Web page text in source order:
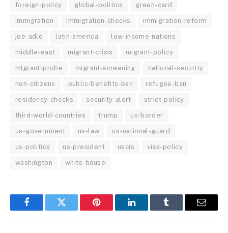
foreign-policy global-politics green-card
immigration immigration-checks immigration-reform
joe-adlo latin-america low-income-nations
middle-east migrant-crisis migrant-policy
migrant-probe migrant-screening national-security
non-citizens public-benefits-ban refugee-ban
residency-checks security-alert strict-policy
third-world-countries trump us-border
us-government us-law us-national-guard
us-politics us-president uscis visa-policy
washington white-house
FacebookTwitter Pinterest LinkedInTumblr Email